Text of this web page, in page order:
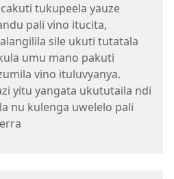
cakuti tukupeela yauze
pali vino itucita,
sile ukuti tutatala
umu mano pakuti
vino ituluvyanya.
yitu yangata ukututaila ndi
nu kulenga uwelelo pali